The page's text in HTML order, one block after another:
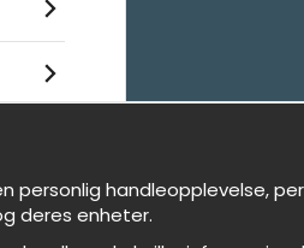
personlig handleopplevelse,
deres enheter.